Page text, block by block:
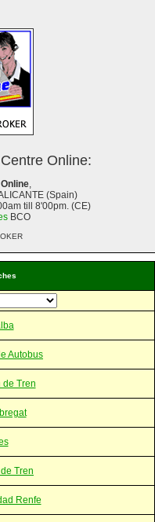
Autobus
de Tren
Tren
Renfe
Online:
,
(Spain)
till 8'00pm. (CE)
BCO